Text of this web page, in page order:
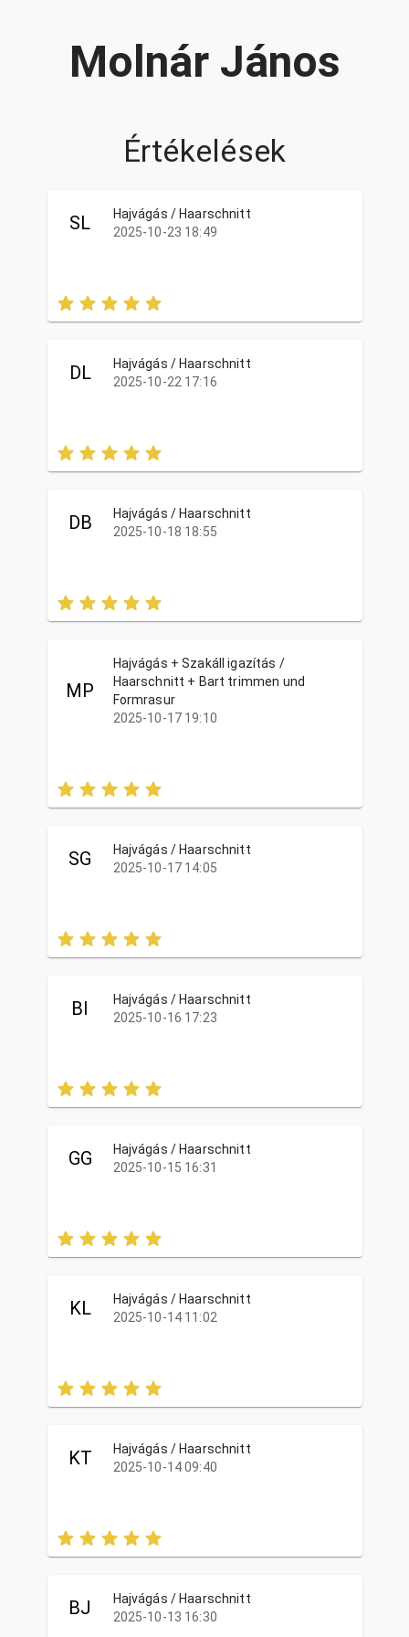
Molnár János
Értékelések
SL
Hajvágás / Haarschnitt
2025-10-23 18:49
DL
Hajvágás / Haarschnitt
2025-10-22 17:16
DB
Hajvágás / Haarschnitt
2025-10-18 18:55
MP
Hajvágás + Szakáll igazítás /
Haarschnitt + Bart trimmen und
Formrasur
2025-10-17 19:10
SG
Hajvágás / Haarschnitt
2025-10-17 14:05
BI
Hajvágás / Haarschnitt
2025-10-16 17:23
GG
Hajvágás / Haarschnitt
2025-10-15 16:31
KL
Hajvágás / Haarschnitt
2025-10-14 11:02
KT
Hajvágás / Haarschnitt
2025-10-14 09:40
BJ
Hajvágás / Haarschnitt
2025-10-13 16:30